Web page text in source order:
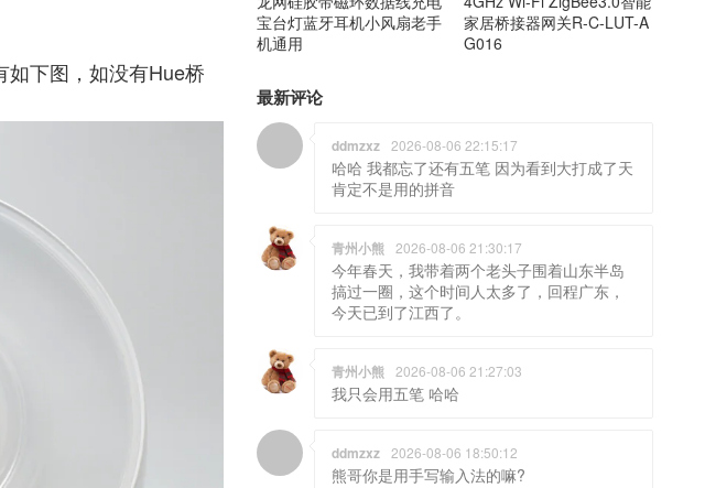
下图，如没有Hue桥
宝台灯蓝牙耳机小风扇老手
机通用
家居桥接器网关R-C-LUT-A
G016
最新评论
ddmzxz 2026-08-06 22:15:17
哈哈 我都忘了还有五笔 因为看到大打成了天
肯定不是用的拼音
青州小熊 2026-08-06 21:30:17
今年春天，我带着两个老头子围着山东半岛
搞过一圈，这个时间人太多了，回程广东，
今天已到了江西了。
青州小熊 2026-08-06 21:27:03
我只会用五笔 哈哈
ddmzxz 2026-08-06 18:50:12
熊哥你是用手写输入法的嘛?